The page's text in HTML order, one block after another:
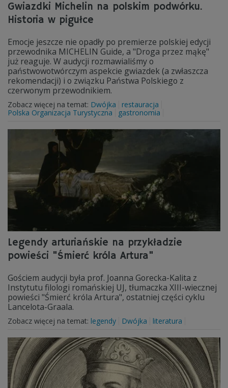
Gwiazdki Michelin na polskim podwórku.
Historia w pigułce
Emocje jeszcze nie opadły po premierze polskiej edycji
przewodnika MICHELIN Guide, a "Droga przez mąkę"
już reaguje. W audycji rozmawialiśmy o
państwowotwórczym aspekcie gwiazdek (a zwłaszcza
rekomendacji) i o związku Państwa Polskiego z
czerwonym przewodnikiem.
Zobacz więcej na temat: Dwójka
restauracja
Polska Organizacja Turystyczna
gastronomia
Legendy arturiańskie na przykładzie
powieści "Śmierć króla Artura"
Gościem audycji była prof. Joanna Gorecka-Kalita z
Instytutu filologi romańskiej UJ, tłumaczka XIII-wiecznej
powieści "Śmierć króla Artura", ostatniej części cyklu
Lancelota-Graala.
Zobacz więcej na temat: legendy Dwójka literatura